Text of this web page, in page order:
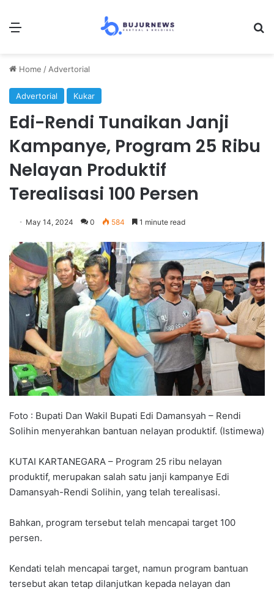
Menu
Home / Advertorial
Advertorial Kukar
Edi-Rendi Tunaikan Janji
Kampanye, Program 25 Ribu
Nelayan Produktif
Terealisasi 100 Persen
May 14, 2024 0 584 1 minute read
Foto : Bupati Dan Wakil Bupati Edi Damansyah – Rendi
Solihin menyerahkan bantuan nelayan produktif. (Istimewa)
KUTAI KARTANEGARA – Program 25 ribu nelayan
produktif, merupakan salah satu janji kampanye Edi
Damansyah-Rendi Solihin, yang telah terealisasi.
Bahkan, program tersebut telah mencapai target 100
persen.
Kendati telah mencapai target, namun program bantuan
tersebut akan tetap dilanjutkan kepada nelayan dan